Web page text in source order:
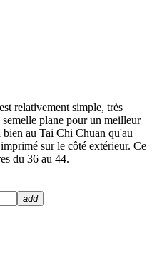
relativement simple, très
plane pour un meilleur
au Tai Chi Chuan qu'au
sur le côté extérieur. Ce
du 36 au 44.
add